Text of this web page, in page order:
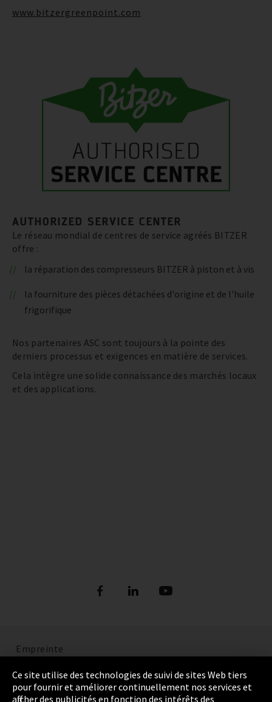
www.bitzergreenpoint.com
AUTHORIZED SERVICE CENTER
Le réseau mondial de centres de service agréés BITZER
offre :
la réparation des compresseurs BITZER à piston et à vis
la fourniture des pièces détachées d'origine et de l'huile
frigorifique
Nos partenaires ASC sont toujours à la pointe des
derniers processus et exigences en matière de services.
Cela intègre une solide connaissance des marchés locaux
et des applications.
Empreinte
Politique de confidentialité
Cookie Settings
Ce site utilise des technologies de suivi de sites Web tiers
pour fournir et améliorer continuellement nos services et
afficher des publicités en fonction des intérêts des